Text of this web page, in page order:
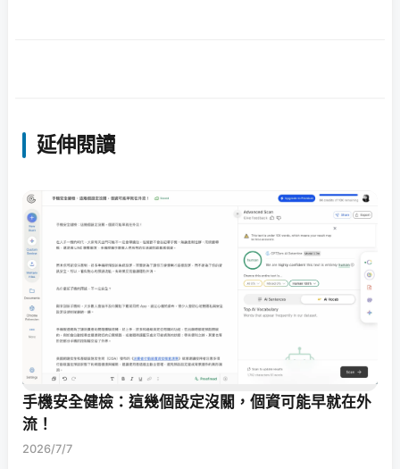
延伸閱讀
手機安全健檢：這幾個設定沒關，個資可能早就在外
流！
2026/7/7